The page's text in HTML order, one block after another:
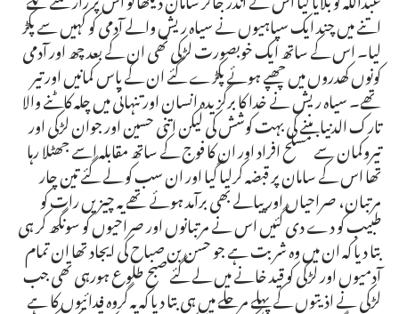
اتنے میں چند ایک سپاہیوں نے سیاہ ریش والے آدمی کو کہیں سے پکڑ
لیا۔ اس کے ساتھ ایک خوبصورت لڑکی تھی ان کے بعد چھ اور آدمی
کونوں کھدروں میں چھپے ہوئے پکڑے گئے ان کے پاس کمانیں اور تیر
تھے۔ سیاہ ریش نے خدا کا برگزیدہ انسان اور تنہائی میں چلہ کاٹنے والا
تارک الدنیا بننے کی بہت کوشش کی لیکن اتنی حسین اور جوان لڑکی اور
تیروکمان سے مسلح افراد اور ان کا فوج کے ساتھ مقابلہ اسے جھٹلا رہا
تھا اس کے سامان پر قبضہ کرلیا گیا اور ان سب کو لے گئے تین چار
مرتبان، صراحیاں اور پیالے بھی برآمد ہوئے تھے یہ چیزیں رات کو
طبیب کو دے دی گئیں اس نے مرتبانوں اور صراحیوں کو سونگھ کر ہی
بتا دیا کہ ان میں وہ شربت ہے جو حسن بن صباح کی ایجاد تھا ان تمام
آدمیوں اور لڑکی کو قید خانے میں لے گئے صبح طلوع ہورہی تھی جب
لڑکی نے اذیتوں کے پہلے مرحلے میں ہی بتا دیا کہ یہ گروہ فدائیوں کا ہے